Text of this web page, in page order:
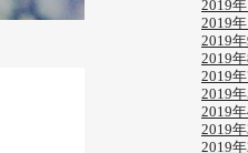
2019年
2019年
2019年
2019年
2019年
2019年
2019年
2019年
2019年